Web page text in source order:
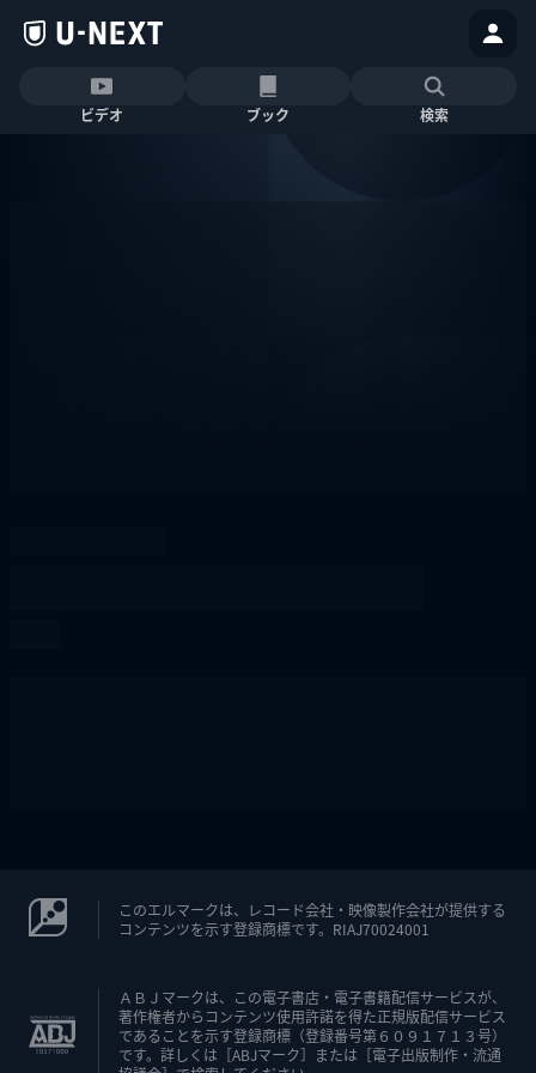
ビデオ ブック 検索
このエルマークは、レコード会社・映像製作会社が提供する
コンテンツを示す登録商標です。RIAJ70024001
ＡＢＪマークは、この電子書店・電子書籍配信サービスが、
著作権者からコンテンツ使用許諾を得た正規版配信サービス
であることを示す登録商標（登録番号第６０９１７１３号）
です。詳しくは［ABJマーク］または［電子出版制作・流通